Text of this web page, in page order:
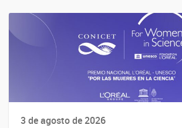
3 de agosto de 2026